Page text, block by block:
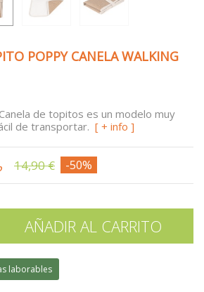
POPPY CANELA WALKING
de topitos es un modelo muy
de transportar. [ + info ]
14,90 € -50%
AÑADIR AL CARRITO
laborables